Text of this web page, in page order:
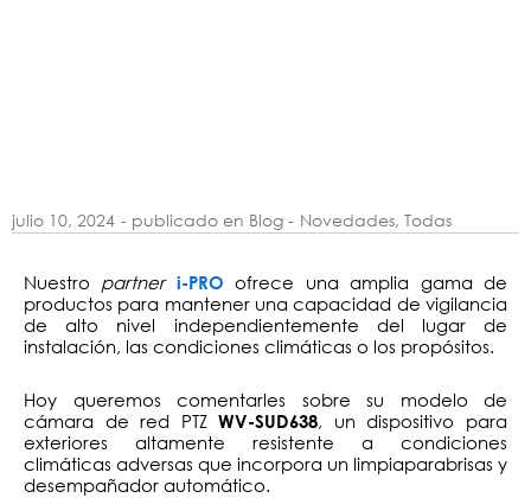
julio 10, 2024 - publicado en Blog - Novedades, Todas
Nuestro partner i-PRO ofrece una amplia gama de
productos para mantener una capacidad de vigilancia
de alto nivel independientemente del lugar de
instalación, las condiciones climáticas o los propósitos.
Hoy queremos comentarles sobre su modelo de
cámara de red PTZWV-SUD638, un dispositivo para
exteriores altamente resistente a condiciones
climáticas adversas que incorpora un limpiaparabrisas y
desempañador automático.